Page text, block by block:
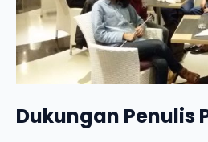
Dukungan Penulis